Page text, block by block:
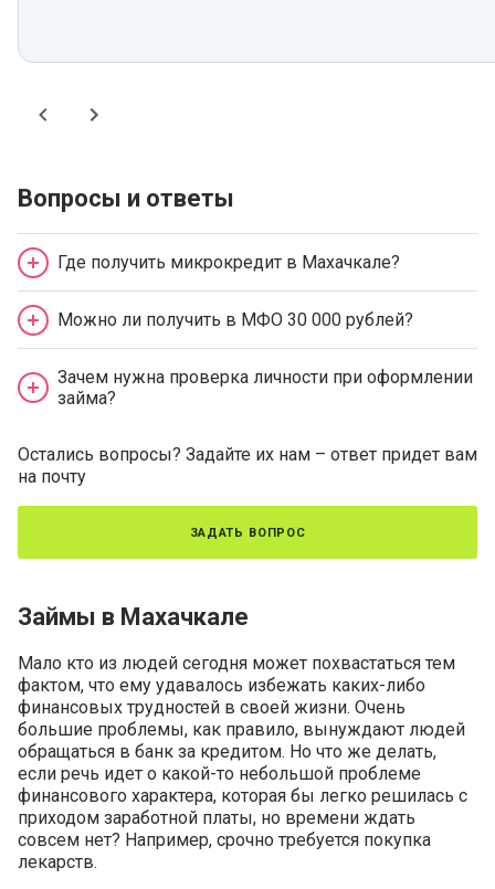
Вопросы и ответы
Где получить микрокредит в Махачкале?
Можно ли получить в МФО 30 000 рублей?
Зачем нужна проверка личности при оформлении
займа?
Остались вопросы? Задайте их нам – ответ придет вам
на почту
задать вопрос
Займы в Махачкале
Мало кто из людей сегодня может похвастаться тем
фактом, что ему удавалось избежать каких-либо
финансовых трудностей в своей жизни. Очень
большие проблемы, как правило, вынуждают людей
обращаться в банк за кредитом. Но что же делать,
если речь идет о какой-то небольшой проблеме
финансового характера, которая бы легко решилась с
приходом заработной платы, но времени ждать
совсем нет? Например, срочно требуется покупка
лекарств.